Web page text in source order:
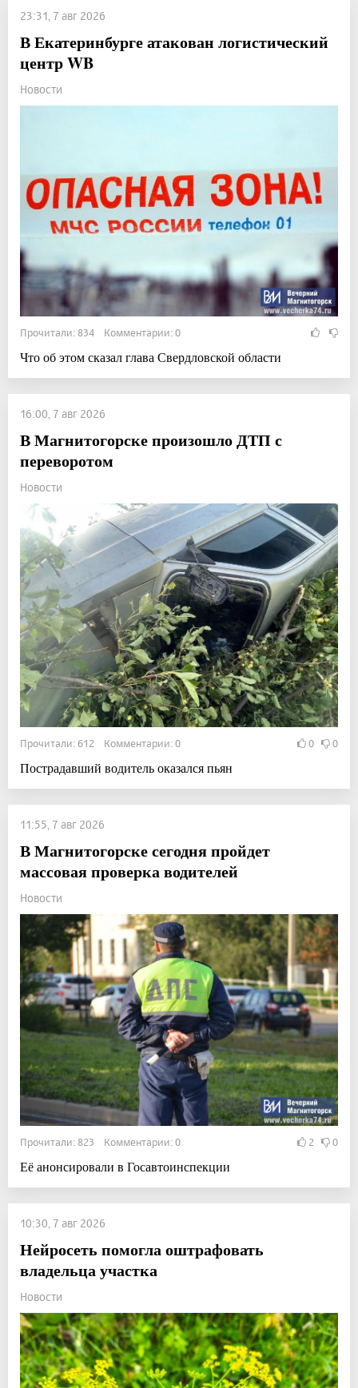
23:31, 7 авг 2026
В Екатеринбурге атакован логистический
центр WB
Новости
Прочитали: 834 Комментарии: 0
Что об этом сказал глава Свердловской области
16:00, 7 авг 2026
В Магнитогорске произошло ДТП с
переворотом
Новости
Прочитали: 612 Комментарии: 0 0 0
Пострадавший водитель оказался пьян
11:55, 7 авг 2026
В Магнитогорске сегодня пройдет
массовая проверка водителей
Новости
Прочитали: 823 Комментарии: 0 2 0
Её анонсировали в Госавтоинспекции
10:30, 7 авг 2026
Нейросеть помогла оштрафовать
владельца участка
Новости